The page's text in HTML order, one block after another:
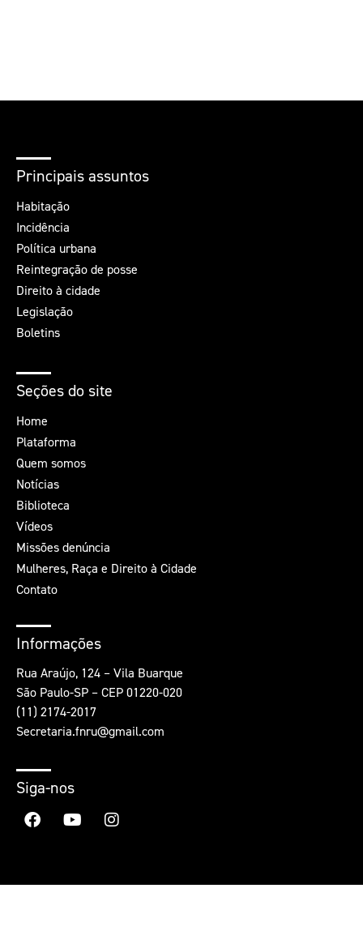
Principais assuntos
Habitação
Incidência
Política urbana
Reintegração de posse
Direito à cidade
Legislação
Boletins
Seções do site
Home
Plataforma
Quem somos
Notícias
Biblioteca
Vídeos
Missões denúncia
Mulheres, Raça e Direito à Cidade
Contato
Informações
Rua Araújo, 124 – Vila Buarque
São Paulo-SP – CEP 01220-020
(11) 2174-2017
Secretaria.fnru@gmail.com
Siga-nos